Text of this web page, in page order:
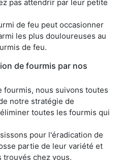
pas attendrir par leur petite
de feu peut occasionner
les plus douloureuses au
de feu.
de fourmis par nos
fourmis, nous suivons toutes
notre stratégie de
toutes les fourmis qui
pour l'éradication de
partie de leur variété et
trouvés chez vous.